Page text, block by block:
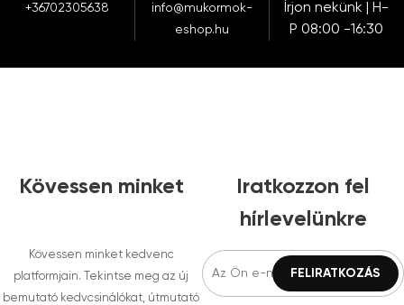
+36702305638
info@mukormok-
eshop.hu
Írjon nekünk | H-
P 08:00 -16:30
Kövessen minket
Kövessen minket kedvenc
platformjain. Tekintse meg az új
bemutató kedvcsinálókat, útmutató
Iratkozzon fel
hírlevelünkre